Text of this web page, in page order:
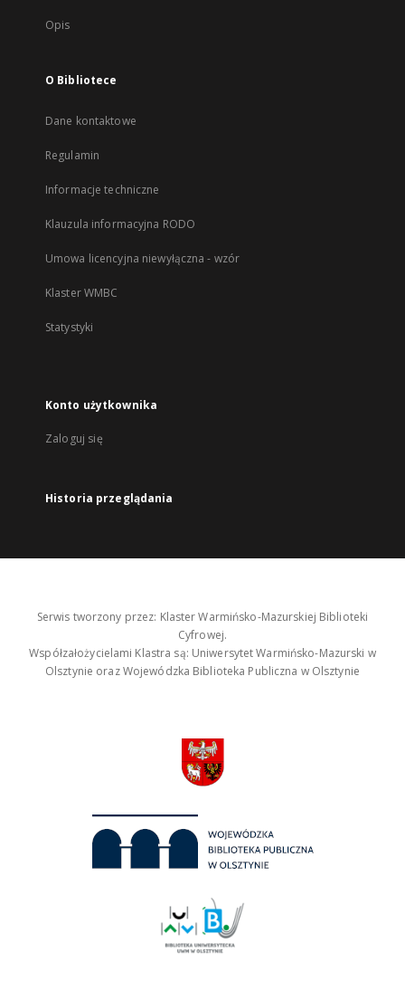
Opis
O Bibliotece
Dane kontaktowe
Regulamin
Informacje techniczne
Klauzula informacyjna RODO
Umowa licencyjna niewyłączna - wzór
Klaster WMBC
Statystyki
Konto użytkownika
Zaloguj się
Historia przeglądania
Serwis tworzony przez: Klaster Warmińsko-Mazurskiej Biblioteki
Cyfrowej.
Współzałożycielami Klastra są: Uniwersytet Warmińsko-Mazurski w
Olsztynie oraz Wojewódzka Biblioteka Publiczna w Olsztynie